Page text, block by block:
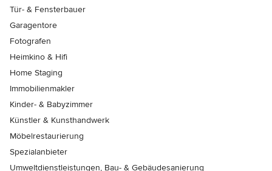
Tür- & Fensterbauer
Garagentore
Fotografen
Heimkino & Hifi
Home Staging
Immobilienmakler
Kinder- & Babyzimmer
Künstler & Kunsthandwerk
Möbelrestaurierung
Spezialanbieter
Umweltdienstleistungen, Bau- & Gebäudesanierung